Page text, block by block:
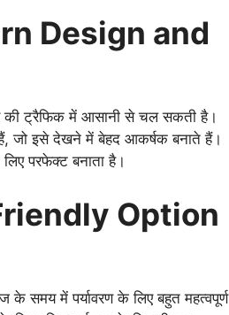
Design and
की ट्रैफिक में आसानी से चल सकती है।
हैं, जो इसे देखने में बेहद आकर्षक बनाते हैं।
परफेक्ट बनाता है।
Option
समय में पर्यावरण के लिए बहुत महत्वपूर्ण